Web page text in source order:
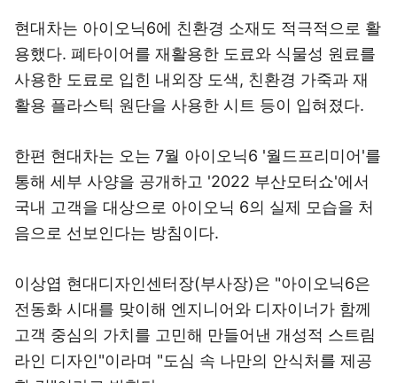
현대차는 아이오닉6에 친환경 소재도 적극적으로 활
용했다. 폐타이어를 재활용한 도료와 식물성 원료를
사용한 도료로 입힌 내외장 도색, 친환경 가죽과 재
활용 플라스틱 원단을 사용한 시트 등이 입혀졌다.
한편 현대차는 오는 7월 아이오닉6 '월드프리미어'를
통해 세부 사양을 공개하고 '2022 부산모터쇼'에서
국내 고객을 대상으로 아이오닉 6의 실제 모습을 처
음으로 선보인다는 방침이다.
이상엽 현대디자인센터장(부사장)은 "아이오닉6은
전동화 시대를 맞이해 엔지니어와 디자이너가 함께
고객 중심의 가치를 고민해 만들어낸 개성적 스트림
라인 디자인"이라며 "도심 속 나만의 안식처를 제공